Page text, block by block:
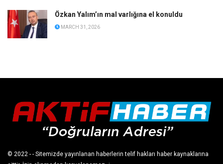
Özkan Yalım’ın mal varlığına el konuldu
MARCH 31, 2026
© 2022 - - Sitemizde yayınlanan haberlerin telif hakları haber kaynaklarına